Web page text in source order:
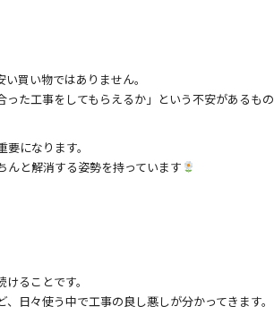
買い物ではありません。
た工事をしてもらえるか」という不安があるもの
になります。
と解消する姿勢を持っています
ることです。
日々使う中で工事の良し悪しが分かってきます。